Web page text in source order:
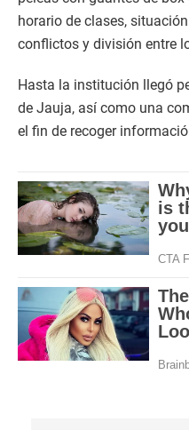
horario de clases,
conflictos y división entre
Hasta la institución llegó
de Jauja, así como una
el fin de recoger